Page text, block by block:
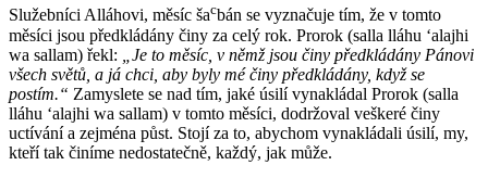
Služebníci Alláhovi, měsíc šacbán se vyznačuje tím, že v tomto
měsíci jsou předkládány činy za celý rok. Prorok (salla lláhu ʻalajhi
wa sallam) řekl:
„Je to měsíc, v němž jsou činy předkládány Pánovi
všech světů, a já chci, aby byly mé činy předkládány, když se
postím.“ Zamyslete se nad tím, jaké úsilí vynakládal Prorok (salla
lláhu ʻalajhi wa sallam) v tomto měsíci, dodržoval veškeré činy
uctívání a zejména půst. Stojí za to, abychom vynakládali úsilí, my,
kteří tak činíme nedostatečně, každý, jak může.